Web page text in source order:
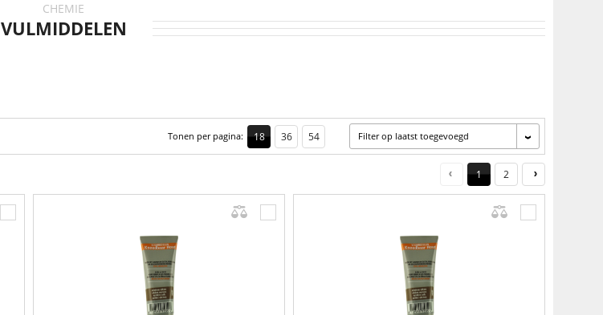
CHEMIE
VULMIDDELEN
Filter op laatst toegevoegd
Tonen per pagina: 18 36 54
1 2